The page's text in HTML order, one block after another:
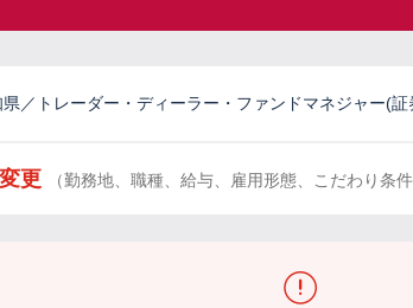
／トレーダー・ディーラー・ファンドマネジャー(証
更 （勤務地、職種、給与、雇用形態、こだわり条件